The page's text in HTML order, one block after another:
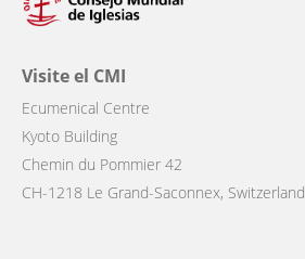
Visite el CMI
Ecumenical Centre
Kyoto Building
Chemin du Pommier 42
CH-1218 Le Grand-Saconnex, Switzerland